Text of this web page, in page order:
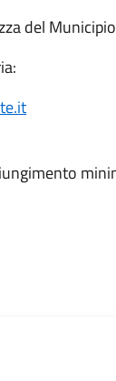
del